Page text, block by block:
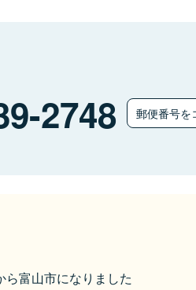
2748 郵便番号を
富山市になりました